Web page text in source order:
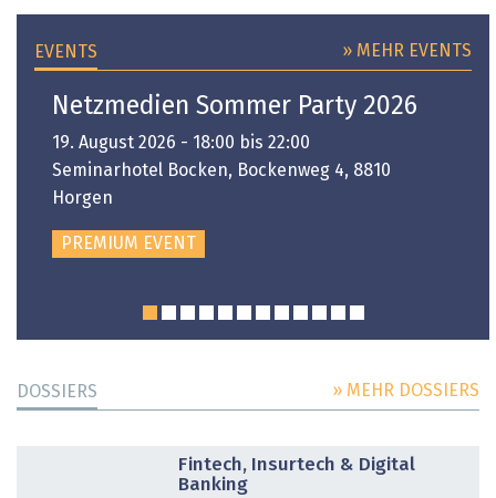
EVENTS » MEHR EVENTS
Netzmedien Sommer Party 2026
19. August 2026 - 18:00 bis 22:00
Seminarhotel Bocken, Bockenweg 4, 8810
Horgen
PREMIUM EVENT
DOSSIERS » MEHR DOSSIERS
Fintech, Insurtech & Digital
Banking